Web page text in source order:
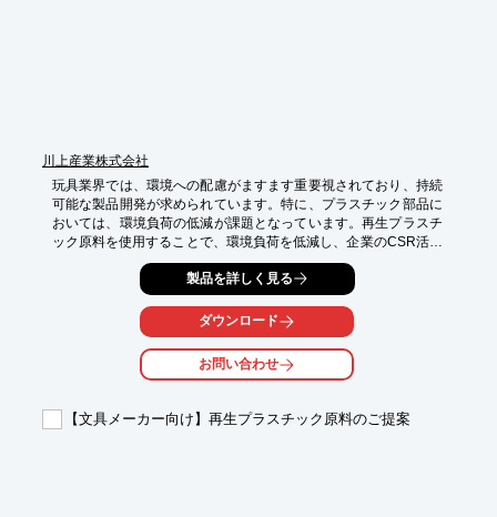
川上産業株式会社
玩具業界では、環境への配慮がますます重要視されており、持続
可能な製品開発が求められています。特に、プラスチック部品に
おいては、環境負荷の低減が課題となっています。再生プラスチ
ック原料を使用することで、環境負荷を低減し、企業のCSR活動
を推進することができます。当社では、お客様のニーズに合わせ
た再生原料をご提供し、玩具部品の製造をサポートします。
【活用シーン】
・玩具メーカー
・プラスチック部品製造メーカー
・環境配慮型製品を求める企業
・環境負荷の低減
製品を詳しく見る
ダウンロード
お問い合わせ
【文具メーカー向け】再生プラスチック原料のご提案